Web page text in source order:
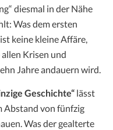
diesmal in der Nähe
Was dem ersten
keine kleine Affäre,
Krisen und
Jahre andauern wird.
Geschichte“ lässt
Abstand von fünfzig
Was der gealterte